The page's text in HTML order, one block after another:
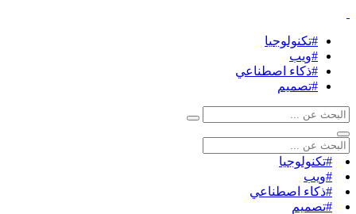
#تكنولوجيا
#ويب
#ذكاء اصطناعي
#تصميم
#تكنولوجيا
#ويب
#ذكاء اصطناعي
#تصميم